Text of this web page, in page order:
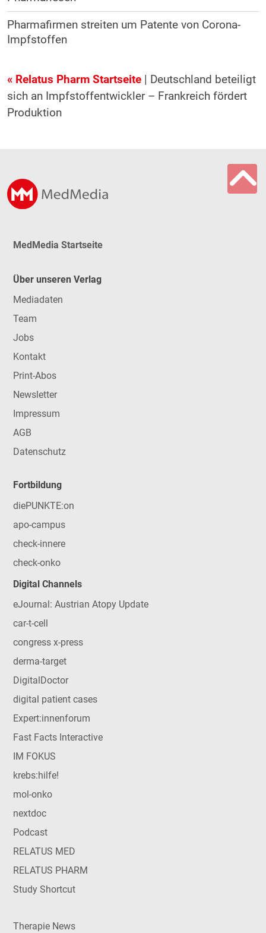
Pharmafirmen streiten um Patente von Corona-
Impfstoffen
« Relatus Pharm Startseite| Deutschland beteiligt
sich an Impfstoffentwickler – Frankreich fördert
Produktion
MedMedia Startseite
Über unseren Verlag
Mediadaten
Team
Jobs
Kontakt
Print-Abos
Newsletter
Impressum
AGB
Datenschutz
Fortbildung
diePUNKTE:on
apo-campus
check-innere
check-onko
Digital Channels
eJournal: Austrian Atopy Update
car-t-cell
congress x-press
derma-target
DigitalDoctor
digital patient cases
Expert:innenforum
Fast Facts Interactive
IM FOKUS
krebs:hilfe!
mol-onko
nextdoc
Podcast
RELATUS MED
RELATUS PHARM
Study Shortcut
Therapie News